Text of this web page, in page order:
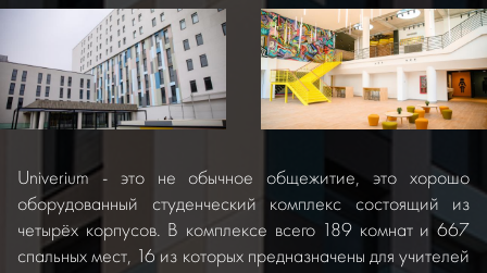
Univerium - это не обычное общежитие, это хорошо
оборудованный студенческий комплекс состоящий из
четырёх корпусов. В комплексе всего 189 комнат и 667
спальных мест, 16 из которых предназначены для учителей